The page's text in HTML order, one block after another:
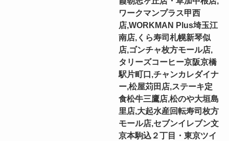
ワークマンプラス甲西
店,WORKMAN Plus埼玉江
南店,くら寿司札幌新琴似
店,ゴンチャ枚方モール店,
タリーズコーヒー京阪京橋
駅片町口,チャンカレダイナ
ー,松屋苅田店,ステーキ定
食松牛三鷹店,松のや大垣島
里店,大起水産回転寿司枚方
モール店,セブンイレブン文
京本駒込２丁目・東京ツイ